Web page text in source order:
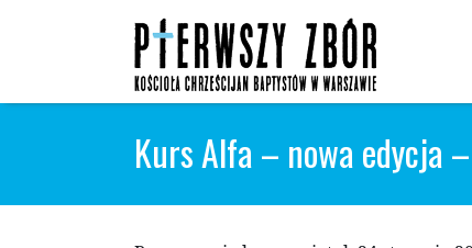
Kurs Alfa – nowa edycja